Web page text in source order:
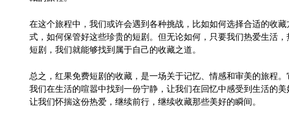
在这个旅程中，我们或许会遇到各种挑战，比如如何选择合适的收藏
式，如何保管好这些珍贵的短剧。但无论如何，只要我们热爱生活，
短剧，我们就能够找到属于自己的收藏之道。
总之，红果免费短剧的收藏，是一场关于记忆、情感和审美的旅程。
我们在生活的喧嚣中找到一份宁静，让我们在回忆中感受到生活的美
让我们怀揣这份热爱，继续前行，继续收藏那些美好的瞬间。